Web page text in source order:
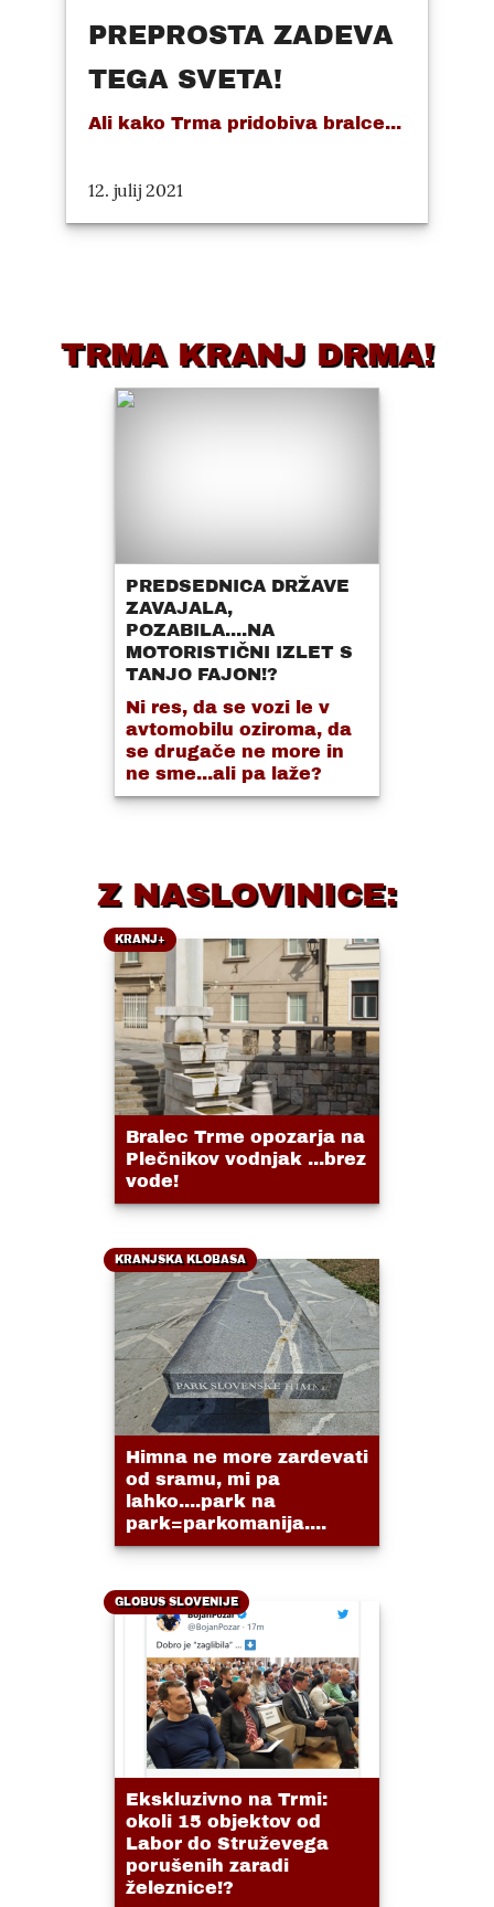
PREPROSTA ZADEVA
TEGA SVETA!
Ali kako Trma pridobiva bralce...
12. julij 2021
TRMA KRANJ DRMA!
PREDSEDNICA DRŽAVE
ZAVAJALA,
POZABILA....NA
MOTORISTIČNI IZLET S
TANJO FAJON!?
Ni res, da se vozi le v
avtomobilu oziroma, da
se drugače ne more in
ne sme...ali pa laže?
Z NASLOVINICE:
KRANJ+
Bralec Trme opozarja na
Plečnikov vodnjak ...brez
vode!
KRANJSKA KLOBASA
Himna ne more zardevati
od sramu, mi pa
lahko....park na
park=parkomanija....
GLOBUS SLOVENIJE
Ekskluzivno na Trmi:
okoli 15 objektov od
Labor do Struževega
porušenih zaradi
železnice!?